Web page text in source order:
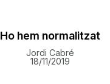
Ho hem normalitzat
Jordi Cabré
18/11/2019